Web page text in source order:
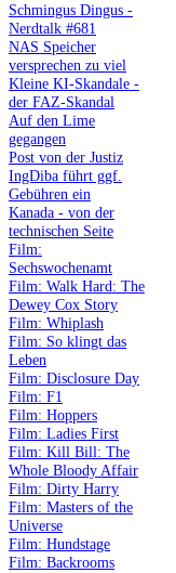
Schmingus Dingus -
Nerdtalk #681
NAS Speicher
versprechen zu viel
Kleine KI-Skandale -
der FAZ-Skandal
Auf den Lime
gegangen
Post von der Justiz
IngDiba führt ggf.
Gebühren ein
Kanada - von der
technischen Seite
Film:
Sechswochenamt
Film: Walk Hard: The
Dewey Cox Story
Film: Whiplash
Film: So klingt das
Leben
Film: Disclosure Day
Film: F1
Film: Hoppers
Film: Ladies First
Film: Kill Bill: The
Whole Bloody Affair
Film: Dirty Harry
Film: Masters of the
Universe
Film: Hundstage
Film: Backrooms